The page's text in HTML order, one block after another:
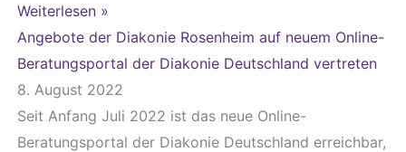
Weiterlesen »
Angebote der Diakonie Rosenheim auf neuem Online-
Beratungsportal der Diakonie Deutschland vertreten
8. August 2022
Seit Anfang Juli 2022 ist das neue Online-
Beratungsportal der Diakonie Deutschland erreichbar,